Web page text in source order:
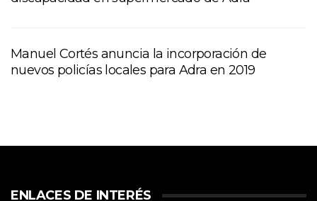
Manuel Cortés anuncia la incorporación de
nuevos policías locales para Adra en 2019
ENLACES DE INTERÉS